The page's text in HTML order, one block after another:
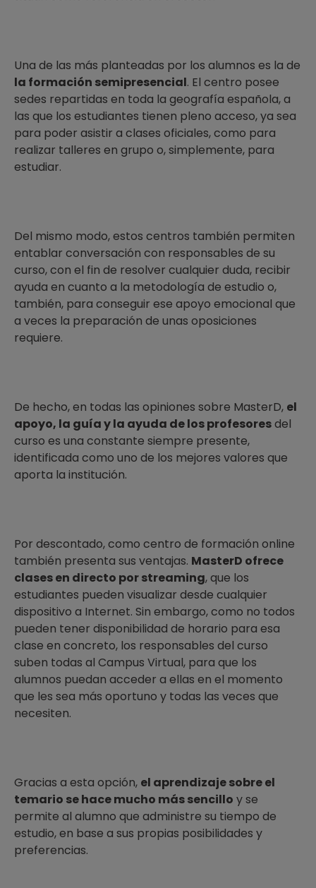
Una de las más planteadas por los alumnos es la de
la formación semipresencial. El centro posee
sedes repartidas en toda la geografía española, a
las que los estudiantes tienen pleno acceso, ya sea
para poder asistir a clases oficiales, como para
realizar talleres en grupo o, simplemente, para
estudiar.
Del mismo modo, estos centros también permiten
entablar conversación con responsables de su
curso, con el fin de resolver cualquier duda, recibir
ayuda en cuanto a la metodología de estudio o,
también, para conseguir ese apoyo emocional que
a veces la preparación de unas oposiciones
requiere.
De hecho, en todas las opiniones sobre MasterD, el
apoyo, la guía y la ayuda de los profesoresdel
curso es una constante siempre presente,
identificada como uno de los mejores valores que
aporta la institución.
Por descontado, como centro de formación online
también presenta sus ventajas. MasterD ofrece
clases en directo por streaming, que los
estudiantes pueden visualizar desde cualquier
dispositivo a Internet. Sin embargo, como no todos
pueden tener disponibilidad de horario para esa
clase en concreto, los responsables del curso
suben todas al Campus Virtual, para que los
alumnos puedan acceder a ellas en el momento
que les sea más oportuno y todas las veces que
necesiten.
Gracias a esta opción, el aprendizaje sobre el
temario se hace mucho más sencillo y se
permite al alumno que administre su tiempo de
estudio, en base a sus propias posibilidades y
preferencias.